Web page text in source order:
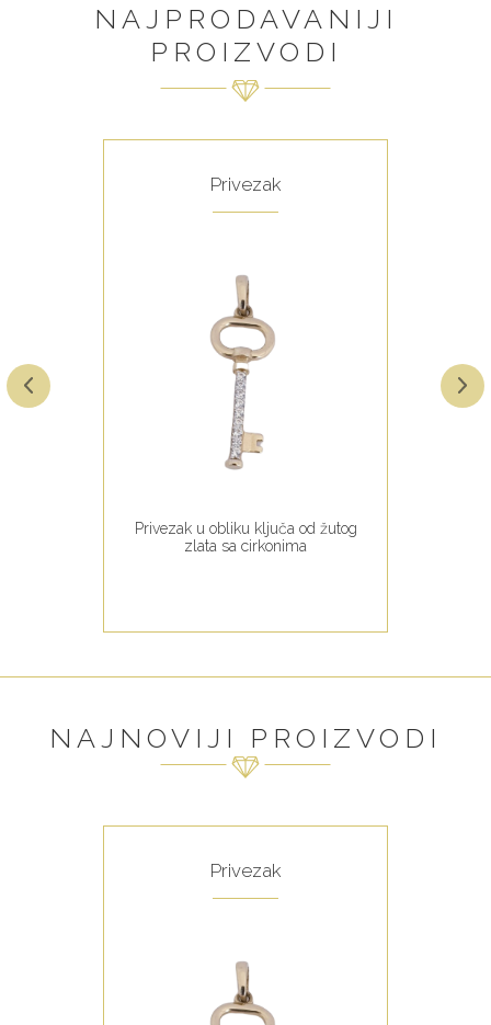
NAJPRODAVANIJI
PROIZVODI
Privezak
Privezak u obliku ključa od žutog
zlata sa cirkonima
NAJNOVIJI PROIZVODI
Privezak